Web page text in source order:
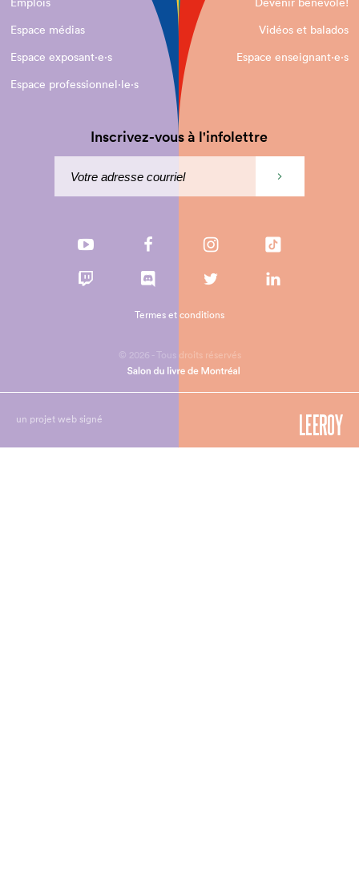
Espace médias
Vidéos et balados
Espace exposant·e⋅s
Espace enseignant·e⋅s
Espace professionnel·le⋅s
Inscrivez-vous à l'infolettre
© 2026 - Tous droits réservés
Termes et conditions
un projet web signé